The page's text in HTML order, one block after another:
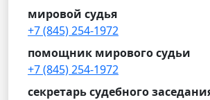
мировой судья
+7 (845) 254-1972
помощник мирового судьи
+7 (845) 254-1972
секретарь судебного